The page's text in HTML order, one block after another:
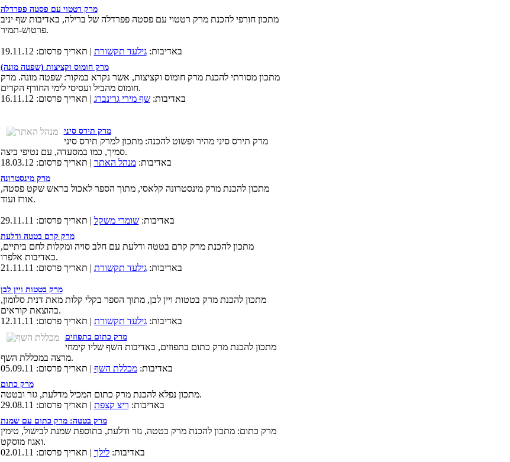
מרק רטטוי עם פסטה פפרדלה
מתכון חורפי להכנת מרק רטטוי עם פסטה פפרדלה של ברילה, באדיבות שף יניב
פרטוש-תמיר.
באדיבות:גילעד תקשורת | תאריך פרסום: 19.11.12
מרק חומוס וקציצות (שפטה מונה)
מתכון מסורתי להכנת מרק חומוס וקציצות, אשר נקרא במקור: שפטה מונה. מרק
חומוס מהביל ועסיסי לימי החורף הקרים.
באדיבות:שף מירי גרינברג | תאריך פרסום: 16.11.12
מרק תירס סיני
מרק תירס סיני מהיר ופשוט להכנה: מתכון למרק תירס סיני
סמיך, כמו במסעדה, עם נטיפי ביצה.
באדיבות:מנהל האתר | תאריך פרסום: 18.03.12
מרק מינסטרונה
מתכון להכנת מרק מינסטרונה קלאסי, מתוך הספר לאכול בראש שקט פסטה,
אורז ועוד.
באדיבות:שומרי משקל | תאריך פרסום: 29.11.11
מרק קרם בטטה ודלעת
מתכון להכנת מרק קרם בטטה ודלעת עם חלב סויה ומקלות לחם ביתיים,
באדיבות אלפרו.
באדיבות:גילעד תקשורת | תאריך פרסום: 21.11.11
מרק בטטות ויין לבן
מתכון להכנת מרק בטטות ויין לבן, מתוך הספר בקלי קלות מאת דנית סלומון,
בהוצאת קוראים.
באדיבות:גילעד תקשורת | תאריך פרסום: 12.11.11
מרק כתום בתפוזים
מתכון להכנת מרק כתום בתפוזים, באדיבות השף שליו קימחי
מרצה במכללת השף.
באדיבות:מכללת השף | תאריך פרסום: 05.09.11
מרק כתום
מתכון נפלא להכנת מרק כתום המכיל מדלעת, גזר ובטטה.
באדיבות: ריצ קצפת | תאריך פרסום: 29.08.11
מרק בטטה: מרק כתום עם שמנת
מרק כתום: מתכון להכנת מרק בטטה, גזר ודלעת, בתוספת שמנת לבישול, טימין
ואגוז מוסקט.
באדיבות:לילך | תאריך פרסום: 02.01.11